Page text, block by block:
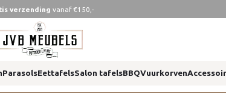
verzending vanaf €150,-
ParasolsEettafelsSalon tafelsBBQVuurkorven